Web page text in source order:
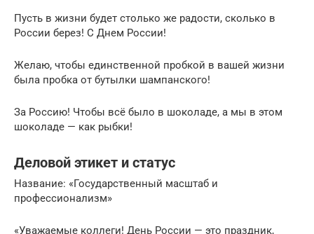
Пусть в жизни будет столько же радости, сколько в
России берез! С Днем России!
Желаю, чтобы единственной пробкой в вашей жизни
была пробка от бутылки шампанского!
За Россию! Чтобы всё было в шоколаде, а мы в этом
шоколаде — как рыбки!
Деловой этикет и статус
Название: «Государственный масштаб и
профессионализм»
«Уважаемые коллеги! День России — это праздник,